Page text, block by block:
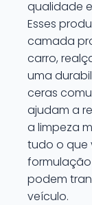
qualidade
Esses
camada
carro,
uma
ceras
ajudam a
a limpeza
tudo o que
podem
veículo.